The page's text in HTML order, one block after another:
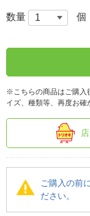
数量 個
※こちらの商品はご購入
イズ、種類等、再度お確
ご購入の前
ださい。